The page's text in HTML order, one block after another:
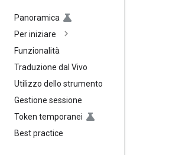
Panoramica
Per iniziare
Funzionalità
Traduzione dal Vivo
Utilizzo dello strumento
Gestione sessione
Token temporanei
Best practice